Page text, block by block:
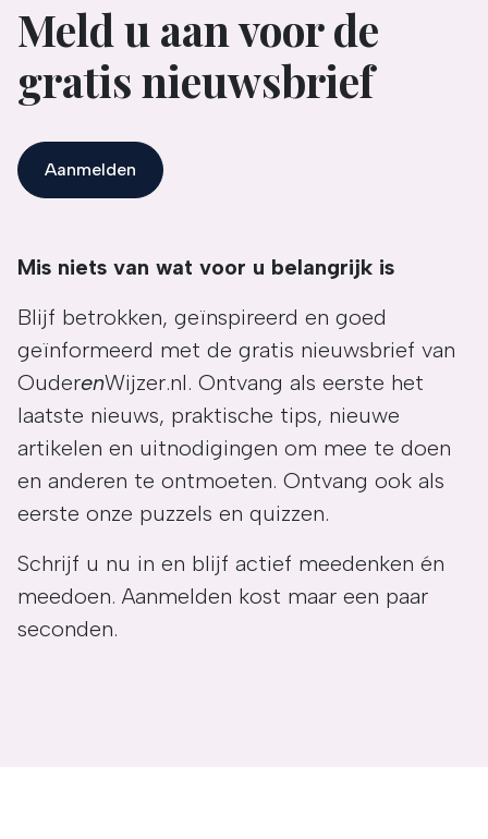
Meld u aan voor de
gratis nieuwsbrief
Aanmelden
Mis niets van wat voor u belangrijk is
Blijf betrokken, geïnspireerd en goed
geïnformeerd met de gratis nieuwsbrief van
OuderenWijzer.nl. Ontvang als eerste het
laatste nieuws, praktische tips, nieuwe
artikelen en uitnodigingen om mee te doen
en anderen te ontmoeten. Ontvang ook als
eerste onze puzzels en quizzen.
Schrijf u nu in en blijf actief meedenken én
meedoen. Aanmelden kost maar een paar
seconden.